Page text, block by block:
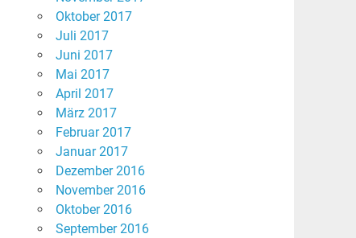
Oktober 2017
Juli 2017
Juni 2017
Mai 2017
April 2017
März 2017
Februar 2017
Januar 2017
Dezember 2016
November 2016
Oktober 2016
September 2016